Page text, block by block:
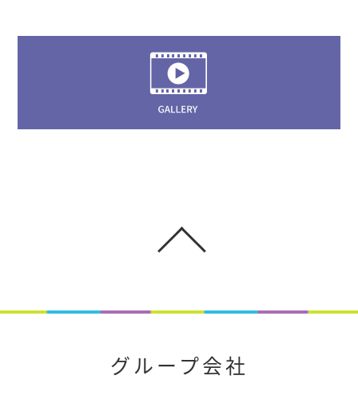
グループ会社